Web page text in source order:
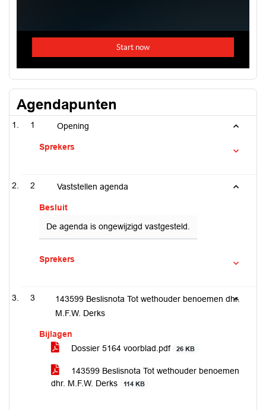
Agendapunten
1 Opening
Sprekers
2 Vaststellen agenda
Besluit
De agenda is ongewijzigd vastgesteld.
Sprekers
3
143599 Beslisnota Tot wethouder benoemen dhr.
M.F.W. Derks
Bijlagen
Dossier 5164 voorblad.pdf
26 KB
143599 Beslisnota Tot wethouder benoemen
dhr. M.F.W. Derks
114 KB